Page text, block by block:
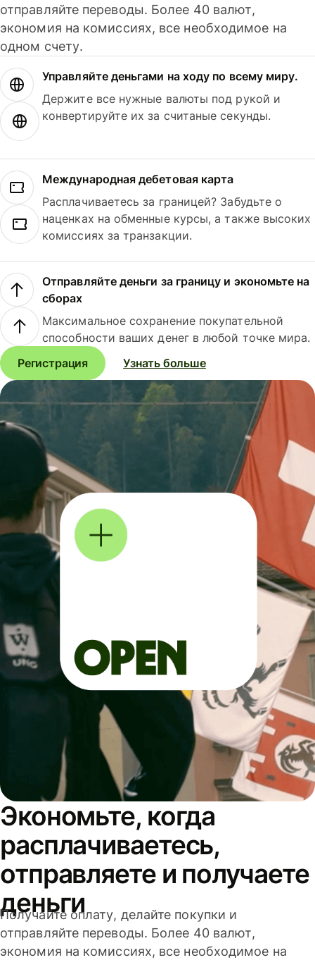
отправляйте переводы. Более 40 валют,
экономия на комиссиях, все необходимое на
одном счету.
Управляйте деньгами на ходу по всему миру.
Держите все нужные валюты под рукой и
конвертируйте их за считаные секунды.
Международная дебетовая карта
Расплачиваетесь за границей? Забудьте о
наценках на обменные курсы, а также высоких
комиссиях за транзакции.
Отправляйте деньги за границу и экономьте на
сборах
Максимальное сохранение покупательной
способности ваших денег в любой точке мира.
Регистрация
Узнать больше
Экономьте, когда
расплачиваетесь,
отправляете и получаете
деньги
Получайте оплату, делайте покупки и
отправляйте переводы. Более 40 валют,
экономия на комиссиях, все необходимое на